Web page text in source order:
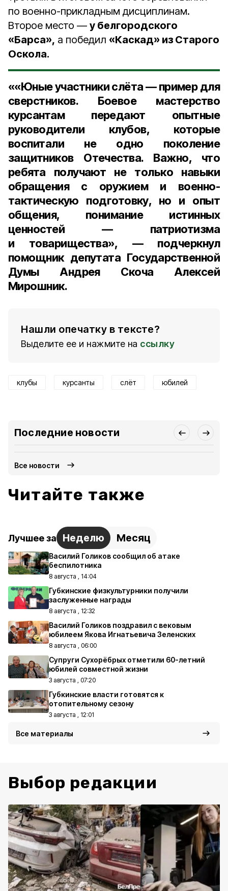
по военно-прикладным дисциплинам.
Второе место — у белгородского
«Барса», а победил «Каскад» из Старого
Оскола.
««Юные участники слёта — пример для
сверстников. Боевое мастерство
курсантам передают опытные
руководители клубов, которые
воспитали не одно поколение
защитников Отечества. Важно, что
ребята получают не только навыки
обращения с оружием и военно-
тактическую подготовку, но и опыт
общения, понимание истинных
ценностей — патриотизма
и товарищества», — подчеркнул
помощник депутата Государственной
Думы Андрея Скоча Алексей
Мирошник.
Нашли опечатку в тексте?
Выделите ее и нажмите на ссылку
клубы курсанты слёт юбилей
Последние новости
Все новости
Читайте также
Лучшее за Неделю Месяц
Василий Голиков сообщил об атаке
беспилотника
8 августа , 14:04
Губкинские физкультурники получили
заслуженные награды
8 августа , 12:32
Василий Голиков поздравил с вековым
юбилеем Якова Игнатьевича Зеленских
8 августа , 06:00
Супруги Сухорёбрых отметили 60-летний
юбилей совместной жизни
3 августа , 07:20
Губкинские власти готовятся к
отопительному сезону
3 августа , 12:01
Все материалы
Выбор редакции